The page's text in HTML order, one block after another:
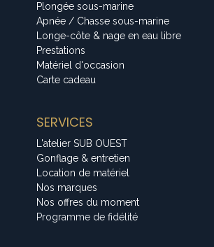
Plongée sous-marine
Apnée / Chasse sous-marine
Longe-côte & nage en eau libre
Prestations
Matériel d'occasion
Carte cadeau
SERVICES
L'atelier SUB OUEST
Gonflage & entretien
Location de matériel
Nos marques
Nos offres du moment
Programme de fidélité